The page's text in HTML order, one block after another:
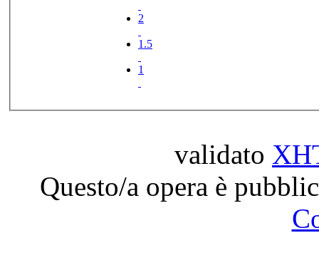
2
1.5
1
validato
Questo/a opera è